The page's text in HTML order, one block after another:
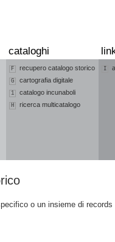
cataloghi
F recupero catalogo storico
G cartografia digitale
1 catalogo incunaboli
H ricerca multicatalogo
I
o un insieme di records